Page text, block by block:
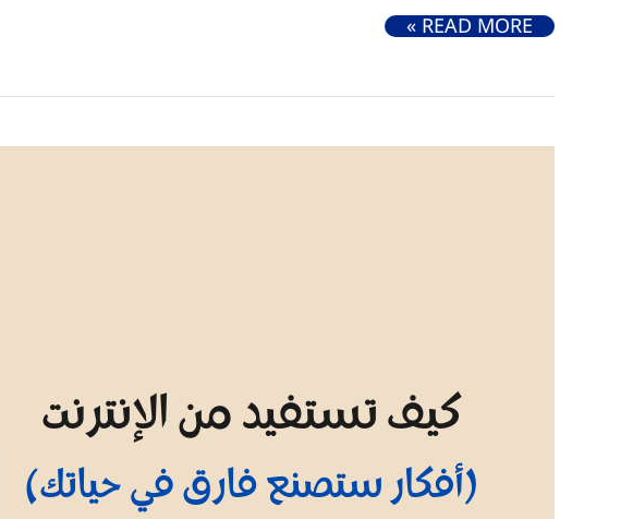
ما هو رأس المال وما هي أنواعه ومصادر الحصول عليه
READ MORE »